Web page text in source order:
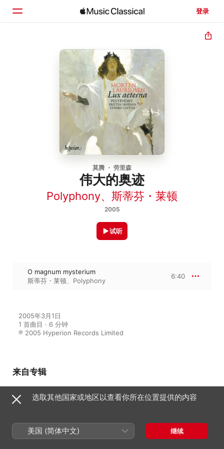
登录
莫腾 ・ 劳里森
伟大的奥迹
Polyphony、 斯蒂芬・莱顿
2005
试听
O magnum mysterium
斯蒂芬・莱顿
Polyphony
6:40
2005年3月1日
1 首曲目 · 6 分钟
℗ 2005 Hyperion Records Limited
来自专辑
Lauridsen: O magnum
Polyphony 斯蒂芬・莱顿
布里顿小
交响乐团
选取其他国家或地区以查看你所在位置提供的内容
美国 (简体中文) 继续